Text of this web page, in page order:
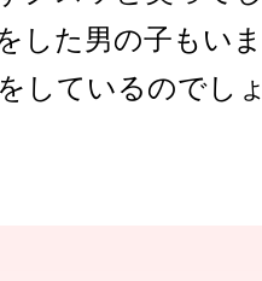
した男の子もい
しているのでし